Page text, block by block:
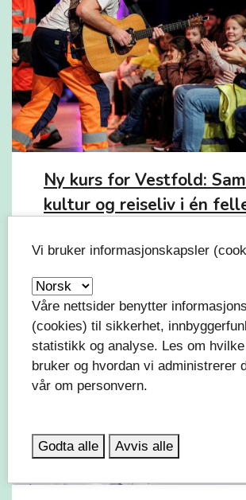
Ny kurs for Vestfold:
kultur og reiseliv i én
Vi bruker informasjonskapsler
Våre nettsider benytter
(cookies) til sikkerhet,
statistikk og analyse. Les om
bruker og hvordan vi administrerer
vår om personvern.
Godta alle Avvis alle